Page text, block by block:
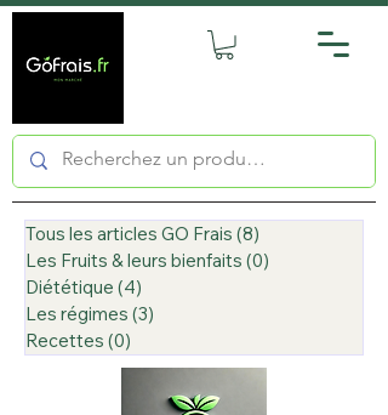
Tous les articles GO Frais (8)
Les Fruits & leurs bienfaits (0)
Diététique (4)
Les régimes (3)
Recettes (0)